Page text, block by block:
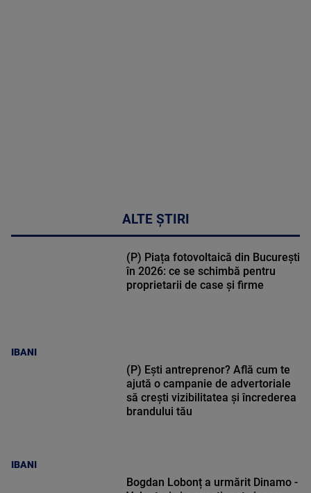
ALTE ȘTIRI
IBANI
(P) Piața fotovoltaică din București
în 2026: ce se schimbă pentru
proprietarii de case și firme
IBANI
(P) Ești antreprenor? Află cum te
ajută o campanie de advertoriale
să crești vizibilitatea și încrederea
brandului tău
Bogdan Lobonț a urmărit Dinamo -